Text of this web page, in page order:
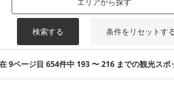
検索する 条件をリセットす
9ページ目 654件中 193 〜 216 までの観光スポ